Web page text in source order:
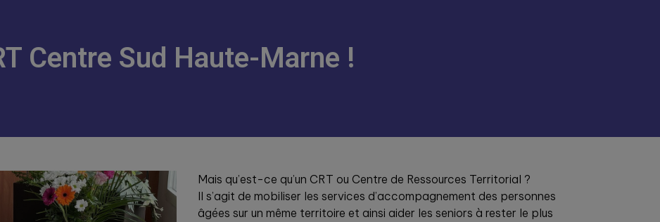
Centre Sud Haute-Marne !
Mais qu’est-ce qu’un CRT ou Centre de Ressources Territorial ?
Il s’agit de mobiliser les services d’accompagnement des personnes
âgées sur un même territoire et ainsi aider les seniors à rester le plus